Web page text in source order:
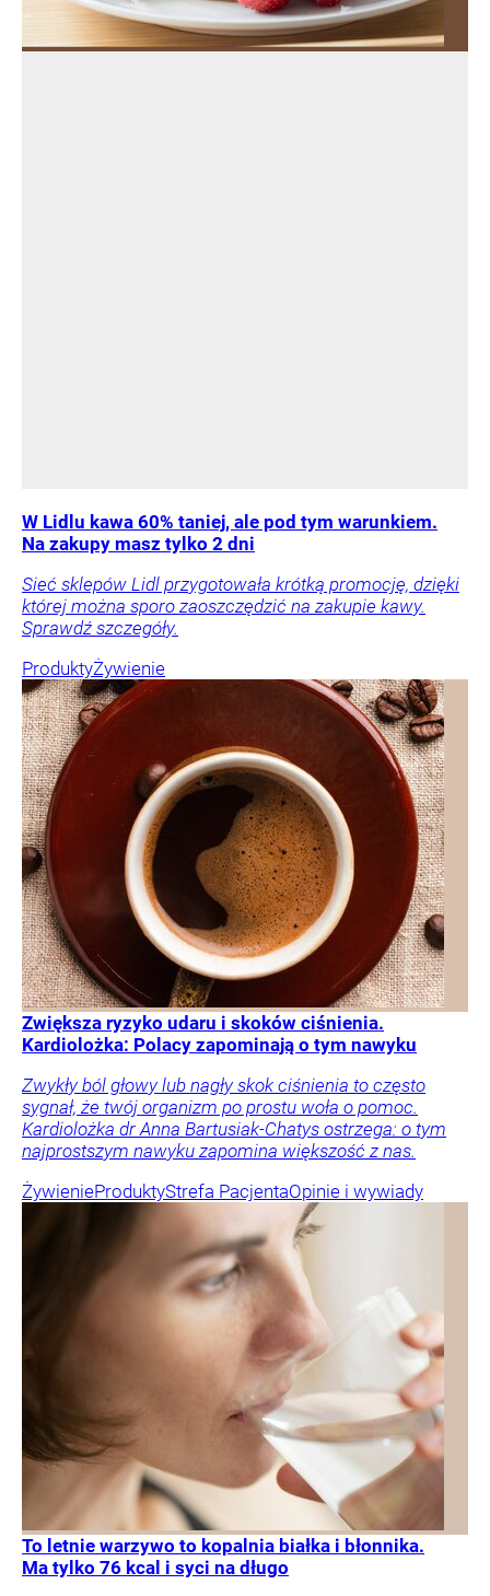
W Lidlu kawa 60% taniej, ale pod tym warunkiem.
Na zakupy masz tylko 2 dni
Sieć sklepów Lidl przygotowała krótką promocję, dzięki
której można sporo zaoszczędzić na zakupie kawy.
Sprawdź szczegóły.
ProduktyŻywienie
Zwiększa ryzyko udaru i skoków ciśnienia.
Kardiolożka: Polacy zapominają o tym nawyku
Zwykły ból głowy lub nagły skok ciśnienia to często
sygnał, że twój organizm po prostu woła o pomoc.
Kardiolożka dr Anna Bartusiak-Chatys ostrzega: o tym
najprostszym nawyku zapomina większość z nas.
ŻywienieProduktyStrefa PacjentaOpinie i wywiady
To letnie warzywo to kopalnia białka i błonnika.
Ma tylko 76 kcal i syci na długo